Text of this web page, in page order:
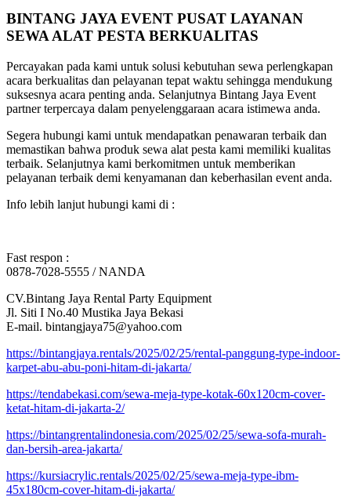
BINTANG JAYA EVENT PUSAT LAYANAN
SEWA ALAT PESTA BERKUALITAS
Percayakan pada kami untuk solusi kebutuhan sewa perlengkapan
acara berkualitas dan pelayanan tepat waktu sehingga mendukung
suksesnya acara penting anda. Selanjutnya Bintang Jaya Event
partner terpercaya dalam penyelenggaraan acara istimewa anda.
Segera hubungi kami untuk mendapatkan penawaran terbaik dan
memastikan bahwa produk sewa alat pesta kami memiliki kualitas
terbaik. Selanjutnya kami berkomitmen untuk memberikan
pelayanan terbaik demi kenyamanan dan keberhasilan event anda.
Info lebih lanjut hubungi kami di :
Fast respon :
0878-7028-5555 / NANDA
CV.Bintang Jaya Rental Party Equipment
Jl. Siti I No.40 Mustika Jaya Bekasi
E-mail. bintangjaya75@yahoo.com
https://bintangjaya.rentals/2025/02/25/rental-panggung-type-indoor-
karpet-abu-abu-poni-hitam-di-jakarta/
https://tendabekasi.com/sewa-meja-type-kotak-60x120cm-cover-
ketat-hitam-di-jakarta-2/
https://bintangrentalindonesia.com/2025/02/25/sewa-sofa-murah-
dan-bersih-area-jakarta/
https://kursiacrylic.rentals/2025/02/25/sewa-meja-type-ibm-
45x180cm-cover-hitam-di-jakarta/